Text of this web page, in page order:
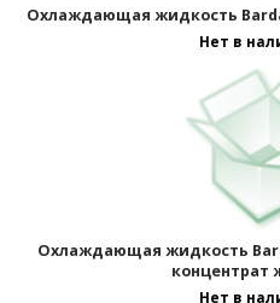
Охлаждающая жидкость
Нет в
Охлаждающая жидкость
концентрат
Нет в